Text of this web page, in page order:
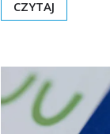
CZYTAJ